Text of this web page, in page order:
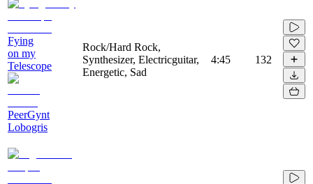
Fying
on my
Telescope
PeerGynt
Lobogris
Rock/Hard Rock,
Synthesizer, Electricguitar,
Energetic, Sad
4:45 132